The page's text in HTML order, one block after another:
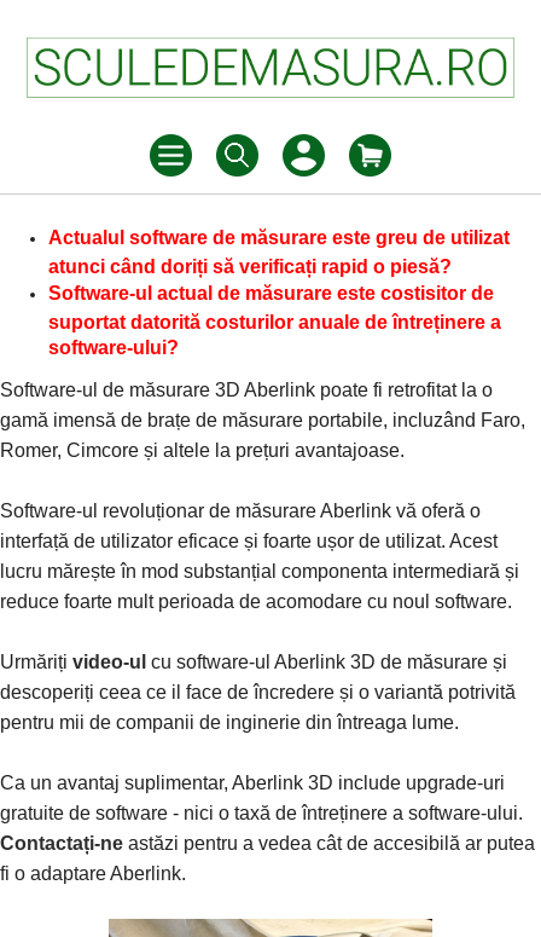
Actualul software de măsurare este greu de utilizat
atunci când doriți să verificați rapid o piesă?
Software-ul actual de măsurare este costisitor de
suportat datorită costurilor anuale de întreținere a
software-ului?
Software-ul de măsurare 3D Aberlink poate fi retrofitat la o
gamă imensă de brațe de măsurare portabile, incluzând Faro,
Romer, Cimcore și altele la prețuri avantajoase.
Software-ul revoluționar de măsurare Aberlink vă oferă o
interfață de utilizator eficace și foarte ușor de utilizat. Acest
lucru mărește în mod substanțial componenta intermediară și
reduce foarte mult perioada de acomodare cu noul software.
Urmăriți video-ul cu software-ul Aberlink 3D de măsurare și
descoperiți ceea ce il face de încredere și o variantă potrivită
pentru mii de companii de inginerie din întreaga lume.
Ca un avantaj suplimentar, Aberlink 3D include upgrade-uri
gratuite de software - nici o taxă de întreținere a software-ului.
Contactați-ne astăzi pentru a vedea cât de accesibilă ar putea
fi o adaptare Aberlink.